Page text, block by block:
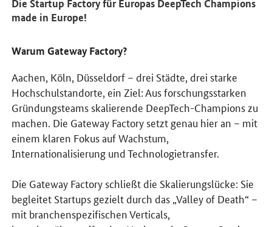
Die Startup Factory für Europas DeepTech Champions
made in Europe!
Warum Gateway Factory?
Aachen, Köln, Düsseldorf – drei Städte, drei starke
Hochschulstandorte, ein Ziel: Aus forschungsstarken
Gründungsteams skalierende DeepTech-Champions zu
machen. Die Gateway Factory setzt genau hier an – mit
einem klaren Fokus auf Wachstum,
Internationalisierung und Technologietransfer.
Die Gateway Factory schließt die Skalierungslücke: Sie
begleitet Startups gezielt durch das „Valley of Death“ –
mit branchenspezifischen Verticals,